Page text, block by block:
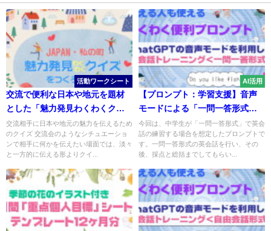
活動ワークシート
交流で便利な日本や地元を題材
とした「魅力発見わくわくクイ
ズ」
交流相手に日本や地元の魅力を伝えるため
のクイズ 交流会のようなシチュエーショ
ンで相手に何かを伝えたい場面では、淡々
と一方的に伝える形よりクイ...
AI活用
【プロンプト：学習支援】音声
モードによる「一問一答形式」
の英会話トレーニング
今回は、中学生が「一問一答形式」で英会
話の練習する場合を想定したプロンプトで
す。一問一答形式の英会話を行い、その
後、採点と総括までしてもらい...